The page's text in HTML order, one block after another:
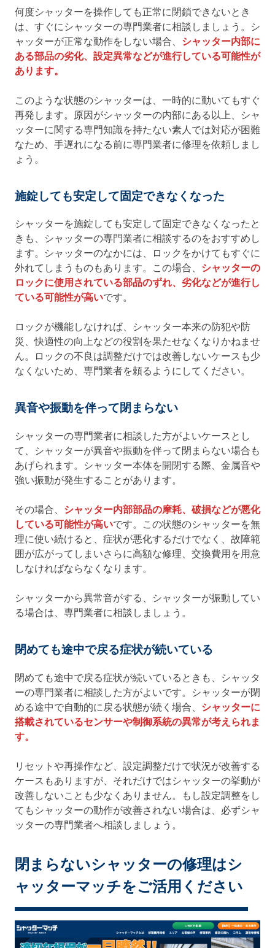
何度シャッターを操作しても正常に閉鎖できないとき
は、すぐにシャッターの専門業者に相談しましょう。シ
ャッターが正常な動作をしない場合、 シャッター内部に
ある部品の劣化、設定異常などが進行している可能性が
あります。
このような状態のシャッターは、一時的に動いてもすぐ
再発します。原因がシャッターの内部にある以上、シャ
ッターに関する専門知識を持たない素人では対応が困難
なため、手遅れになる前に専門業者に修理を依頼しまし
ょう。
施錠しても安定して固定できなくなった
シャッターを施錠しても安定して固定できなくなったと
きも、シャッターの専門業者に相談するのをおすすめし
ます。シャッターのなかには、ロックをかけてもすぐに
外れてしまうものもあります。この場合、 シャッターの
ロックに使用されている部品のずれ、劣化などが進行し
ている可能性が高いです。
ロックが機能しなければ、シャッター本来の防犯や防
災、快適性の向上などの役割を果たせなくなりかねませ
ん。ロックの不良は調整だけでは改善しないケースも少
なくないため、専門業者を頼るようにしてください。
異音や振動を伴って閉まらない
シャッターの専門業者に相談した方がよいケースとし
て、シャッターが異音や振動を伴って閉まらない場合も
あげられます。シャッター本体を開閉する際、金属音や
強い振動が発生することがあります。
その場合、 シャッター内部部品の摩耗、破損などが悪化
している可能性が高いです。この状態のシャッターを無
理に使い続けると、症状が悪化するだけでなく、故障範
囲が広がってしまいさらに高額な修理、交換費用を用意
しなければならなくなります。
シャッターから異常音がする、シャッターが振動してい
る場合は、専門業者に相談しましょう。
閉めても途中で戻る症状が続いている
閉めても途中で戻る症状が続いているときも、シャッタ
ーの専門業者に相談した方がよいです。シャッターが閉
める途中で自動的に戻る状態が続く場合、 シャッターに
搭載されているセンサーや制御系統の異常が考えられま
す。
リセットや再操作など、設定調整だけで状況が改善する
ケースもありますが、それだけではシャッターの挙動が
改善しないことも少なくありません。もし設定調整をし
てもシャッターの動作が改善されない場合は、必ずシャ
ッターの専門業者へ相談しましょう。
閉まらないシャッターの修理はシ
ャッターマッチをご活用ください